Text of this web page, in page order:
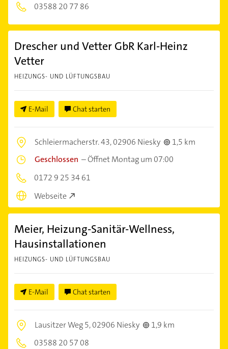
03588 20 77 86
Drescher und Vetter GbR Karl-Heinz
Vetter
HEIZUNGS- UND LÜFTUNGSBAU
E-Mail Chat starten
Schleiermacherstr. 43,02906 Niesky
1,5 km
Geschlossen –Öffnet Montag um 07:00
0172 9 25 34 61
Webseite
Meier, Heizung-Sanitär-Wellness,
Hausinstallationen
HEIZUNGS- UND LÜFTUNGSBAU
E-Mail Chat starten
Lausitzer Weg 5,02906 Niesky
1,9 km
03588 20 57 08